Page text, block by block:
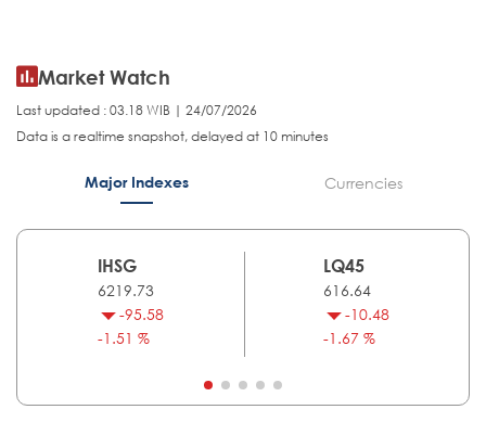
Market Watch
Last updated : 03.18 WIB | 24/07/2026
Data is a realtime snapshot, delayed at 10 minutes
Major Indexes Currencies
IHSG
6219.73
-95.58
-1.51 %
LQ45
616.64
-10.48
-1.67 %